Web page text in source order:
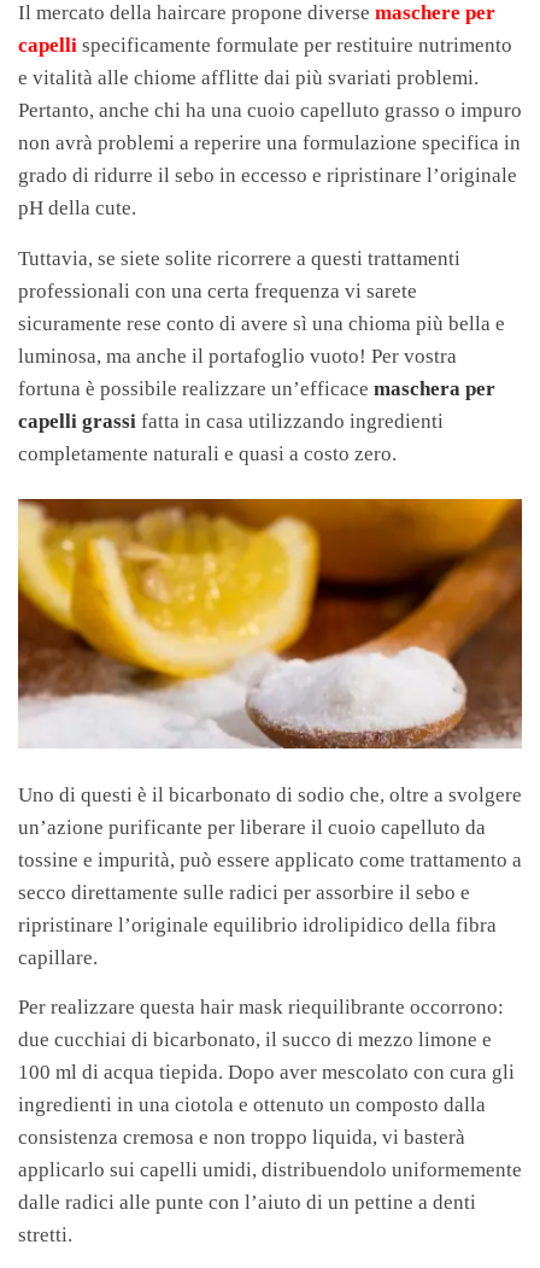
Il mercato della haircare propone diverse maschere per
capelli specificamente formulate per restituire nutrimento
e vitalità alle chiome afflitte dai più svariati problemi.
Pertanto, anche chi ha una cuoio capelluto grasso o impuro
non avrà problemi a reperire una formulazione specifica in
grado di ridurre il sebo in eccesso e ripristinare l’originale
pH della cute.
Tuttavia, se siete solite ricorrere a questi trattamenti
professionali con una certa frequenza vi sarete
sicuramente rese conto di avere sì una chioma più bella e
luminosa, ma anche il portafoglio vuoto! Per vostra
fortuna è possibile realizzare un’efficace maschera per
capelli grassi fatta in casa utilizzando ingredienti
completamente naturali e quasi a costo zero.
Uno di questi è il bicarbonato di sodio che, oltre a svolgere
un’azione purificante per liberare il cuoio capelluto da
tossine e impurità, può essere applicato come trattamento a
secco direttamente sulle radici per assorbire il sebo e
ripristinare l’originale equilibrio idrolipidico della fibra
capillare.
Per realizzare questa hair mask riequilibrante occorrono:
due cucchiai di bicarbonato, il succo di mezzo limone e
100 ml di acqua tiepida. Dopo aver mescolato con cura gli
ingredienti in una ciotola e ottenuto un composto dalla
consistenza cremosa e non troppo liquida, vi basterà
applicarlo sui capelli umidi, distribuendolo uniformemente
dalle radici alle punte con l’aiuto di un pettine a denti
stretti.